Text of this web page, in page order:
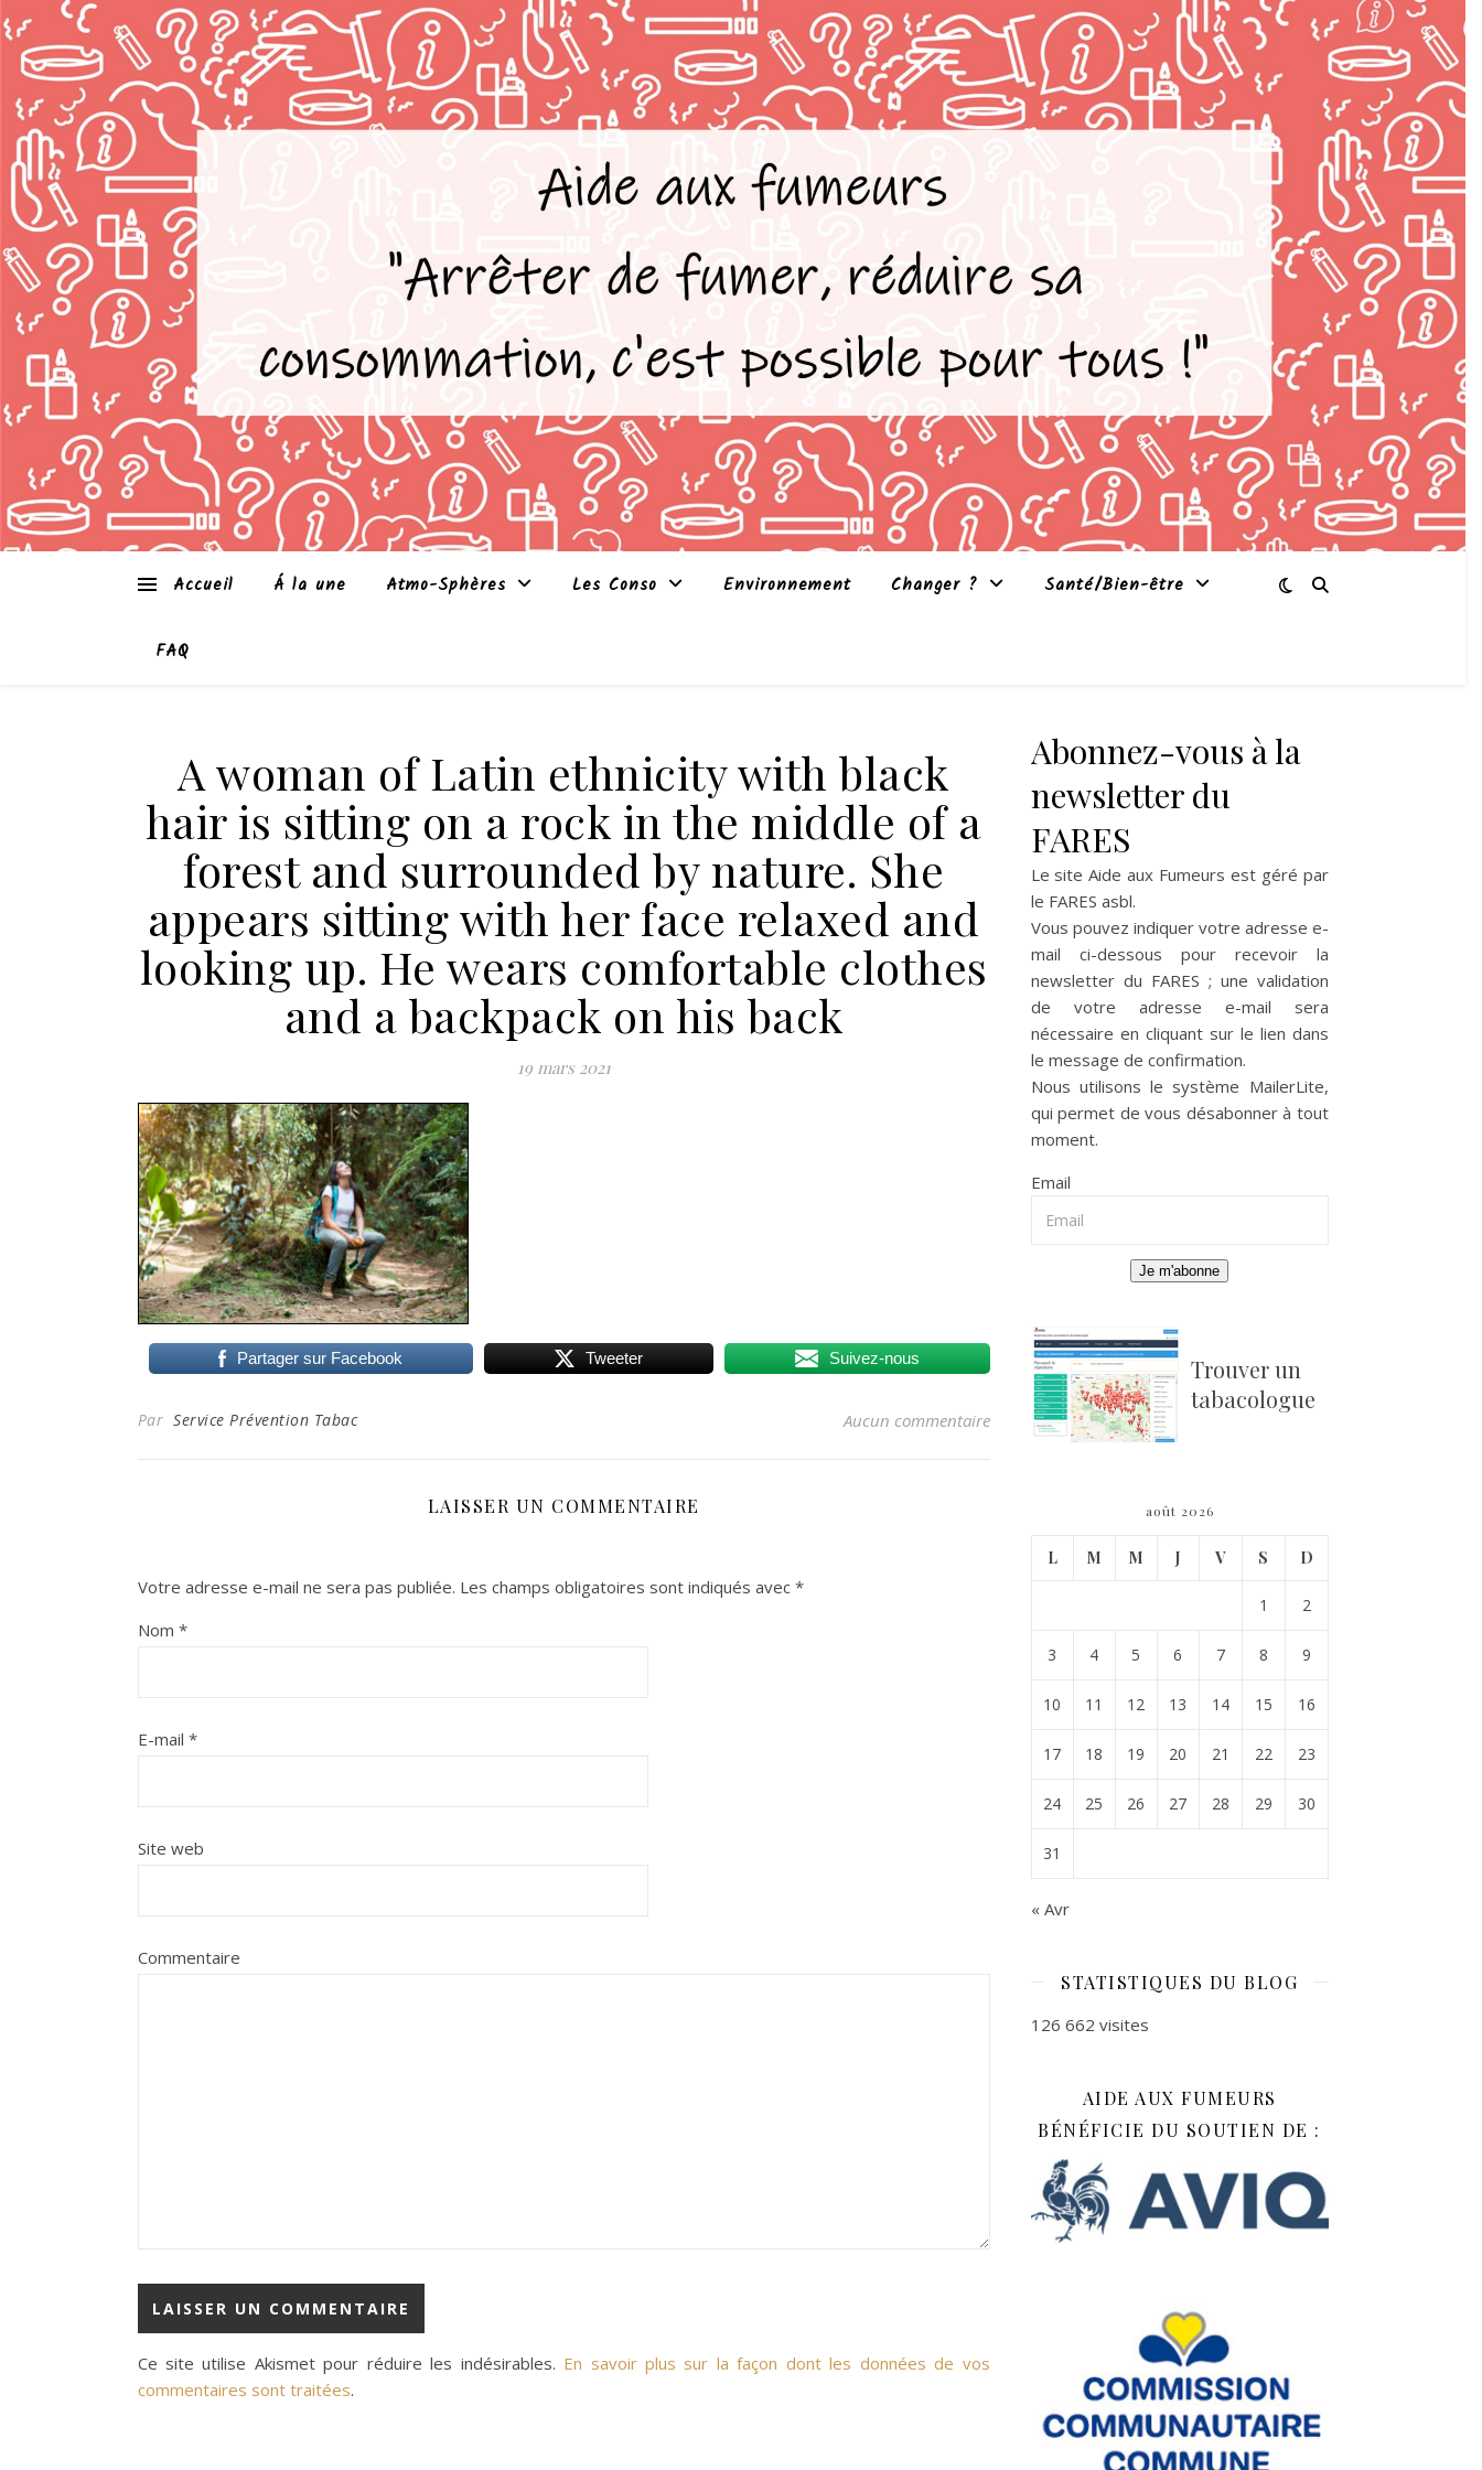
Accueil Á la une Atmo-Sphères Les Conso Environnement Changer ? Santé/Bien-être
FAQ
A woman of Latin ethnicity with black
hair is sitting on a rock in the middle of a
forest and surrounded by nature. She
appears sitting with her face relaxed and
looking up. He wears comfortable clothes
and a backpack on his back
19 mars 2021
Partager sur Facebook Tweeter Suivez-nous
Par Service Prévention Tabac Aucun commentaire
LAISSER UN COMMENTAIRE
Votre adresse e-mail ne sera pas publiée. Les champs obligatoires sont indiqués avec *
Nom *
E-mail *
Site web
Commentaire
Ce site utilise Akismet pour réduire les indésirables. En savoir plus sur la façon dont les données de vos
commentaires sont traitées.
Abonnez-vous à la
newsletter du
FARES
Le site Aide aux Fumeurs est géré par
le FARES asbl.
Vous pouvez indiquer votre adresse e-
mail ci-dessous pour recevoir la
newsletter du FARES ; une validation
de votre adresse e-mail sera
nécessaire en cliquant sur le lien dans
le message de confirmation.
Nous utilisons le système MailerLite,
qui permet de vous désabonner à tout
moment.
Email
Je m'abonne
Trouver un
tabacologue
août 2026
L M M J V S D
1 2
3 4 5 6 7 8 9
10 11 12 13 14 15 16
17 18 19 20 21 22 23
24 25 26 27 28 29 30
31
« Avr
STATISTIQUES DU BLOG
126 662 visites
AIDE AUX FUMEURS
BÉNÉFICIE DU SOUTIEN DE :